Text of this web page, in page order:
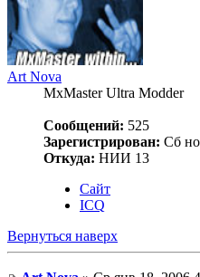
Art Nova
MxMaster Ultra Modder
Сообщений: 525
Зарегистрирован: Сб
Откуда: НИИ 13
Сайт
ICQ
Вернуться наверх